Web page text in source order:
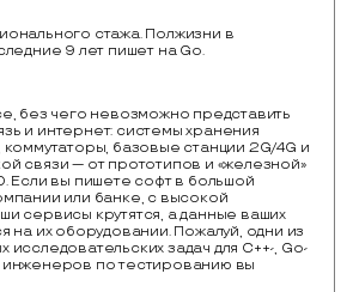
стажа. Полжизни в
9 лет пишет на Go.
без чего невозможно представить
и интернет: системы хранения
базовые станции 2G/4G и
связи — от прототипов и «железной»
Если вы пишете софт в большой
или банке, с высокой
сервисы крутятся, а данные ваших
на их оборудовании. Пожалуй, одни из
исследовательских задач для C++-, Go-
инженеров по тестированию вы